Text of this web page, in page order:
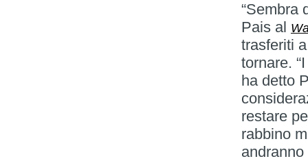
“Sembra
Pais al
trasferiti
tornare.
ha detto
restare
rabbino
andranno